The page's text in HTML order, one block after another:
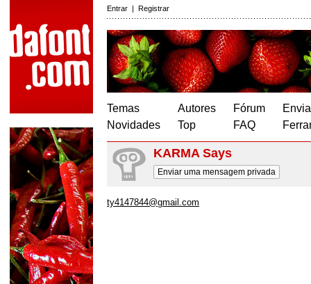
Entrar | Registrar
Temas
Novidades
Autores
Top
Fórum
FAQ
KARMA Says
Enviar uma mensagem privada
ty4147844@gmail.com